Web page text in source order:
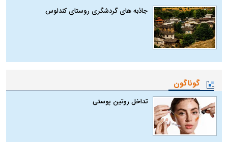
جاذبه های گردشگری روستای کندلوس
گوناگون
تداخل روتین پوستی